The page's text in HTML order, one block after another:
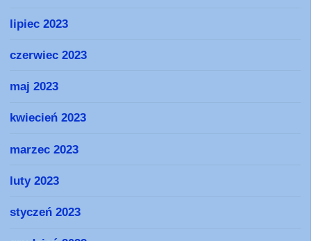
lipiec 2023
czerwiec 2023
maj 2023
kwiecień 2023
marzec 2023
luty 2023
styczeń 2023